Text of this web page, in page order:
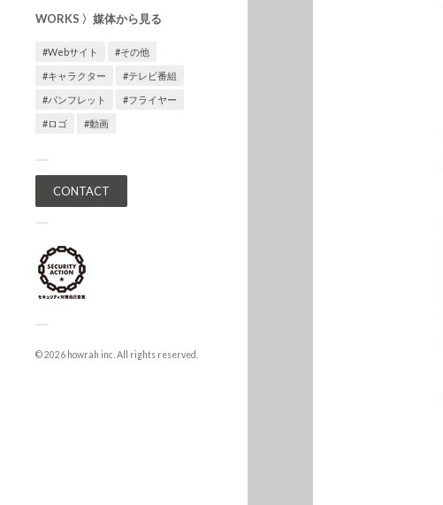
WORKS 〉媒体から見る
#Webサイト #その他
#キャラクター #テレビ番組
#パンフレット #フライヤー
#ロゴ #動画
CONTACT
© 2026 howrah inc. All rights reserved.